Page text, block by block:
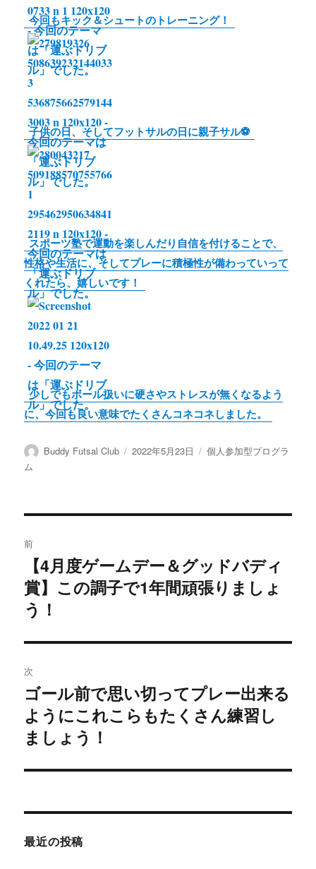
n
k
今回もキック＆シュートのトレーニング！
子供の日、そしてフットサルの日に親子サル⚽️
スポーツ塾で運動を楽しんだり自信を付けることで、
性格や生活に、そしてプレーに積極性が備わっていって
くれたら、嬉しいです！
少しでもボール扱いに硬さやストレスが無くなるよう
に、今回も良い意味でたくさんコネコネしました。
投
Buddy Futsal Club
投
2022年5月23日
カ
個人参加型プログラ
ム
稿
ナ
ビ
ゲ
ー
シ
ョ
ン
前
の
投
稿:
【4月度ゲームデー＆グッドバディ
賞】この調子で1年間頑張りましょ
う！
次
次
の
投
稿:
ゴール前で思い切ってプレー出来る
ようにこれこらもたくさん練習し
ましょう！
最近の投稿